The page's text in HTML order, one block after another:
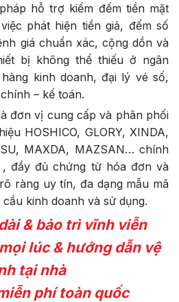
hỗ trợ kiểm đếm tiền mặt
phát hiện tiền giả, đếm số
giá chuẩn xác, cộng dồn và
bị không thể thiếu ở ngân
kinh doanh, đại lý vé số,
– kế toán.
đơn vị cung cấp và phân phối
HOSHICO, GLORY, XINDA,
MAXDA, MAZSAN… chính
đầy đủ chứng từ hóa đơn và
ràng uy tín, đa dạng mẫu mã
kinh doanh và sử dụng.
& bảo trì vĩnh viễn
lúc & hướng dẫn vệ
tại nhà
phí toàn quốc